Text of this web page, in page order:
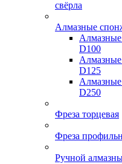
свёрла
Алмазные
D100
D125
D250
Фреза торцевая
Фреза
Ручной